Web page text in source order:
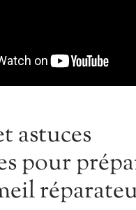
astuces
pour